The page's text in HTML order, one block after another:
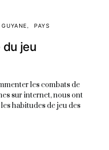
GUYANE PAYS
jeu
les combats de
sur internet, nous ont
habitudes de jeu des